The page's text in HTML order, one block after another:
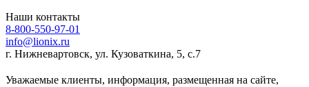
Наши контакты
8-800-550-97-01
info@lionix.ru
г. Нижневартовск, ул. Кузоваткина, 5, с.7
Уважаемые клиенты, информация, размещенная на сайте,